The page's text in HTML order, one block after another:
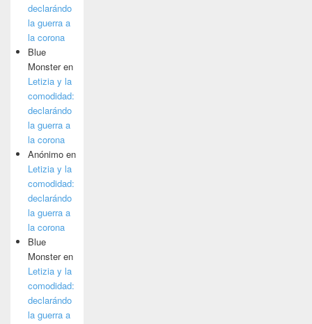
declarándo
la guerra a
la corona
Blue
Monsteren
Letizia y la
comodidad:
declarándo
la guerra a
la corona
Anónimo en
Letizia y la
comodidad:
declarándo
la guerra a
la corona
Blue
Monsteren
Letizia y la
comodidad:
declarándo
la guerra a